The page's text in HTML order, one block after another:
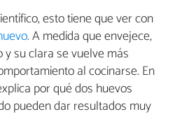
esto tiene que ver con
. A medida que envejece,
su clara se vuelve más
al cocinarse. En
por qué dos huevos
pueden dar resultados muy